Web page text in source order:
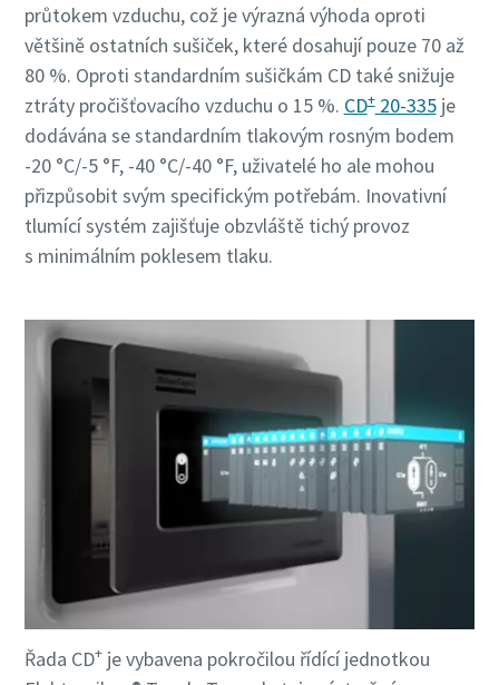
průtokem vzduchu, což je výrazná výhoda oproti
většině ostatních sušiček, které dosahují pouze 70 až
80 %. Oproti standardním sušičkám CD také snižuje
ztráty pročišťovacího vzduchu o 15 %. CD+20-335je
dodávána se standardním tlakovým rosným bodem
-20 °C/-5 °F, -40 °C/-40 °F, uživatelé ho ale mohou
přizpůsobit svým specifickým potřebám. Inovativní
tlumící systém zajišťuje obzvláště tichý provoz
s minimálním poklesem tlaku.
Řada CD+je vybavena pokročilou řídící jednotkou